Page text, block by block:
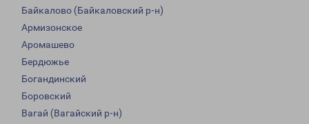
Байкалово (Байкаловский р-н)
Армизонское
Аромашево
Бердюжье
Богандинский
Боровский
Вагай (Вагайский р-н)